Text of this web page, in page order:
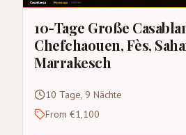
10-Tage Große
Chefchaouen, Fès,
Marrakesch
10 Tage, 9 Nächte
From €1,100